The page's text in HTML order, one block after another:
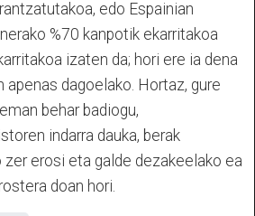
edo Espainian
%70 kanpotik ekarritakoa
izaten da; hori ere ia dena
apenas dagoelako. Hortaz, gure
behar badiogu,
indarra dauka, berak
zer erosi eta galde dezakeelako ea
doan hori.